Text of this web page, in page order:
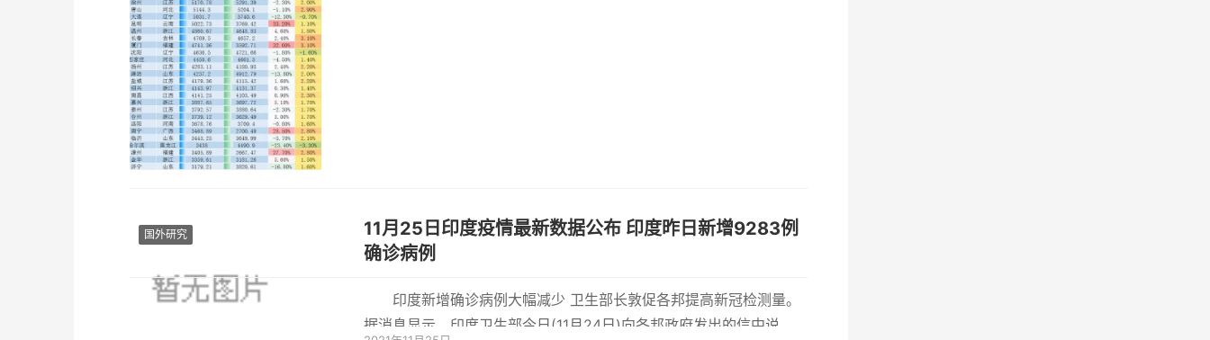
国外研究
11月25日印度疫情最新数据公布 印度昨日新增9283例
确诊病例
印度新增确诊病例大幅减少 卫生部长敦促各邦提高新冠检测量。
据消息显示，印度卫生部今日(11月24日)向各邦政府发出的信中说，